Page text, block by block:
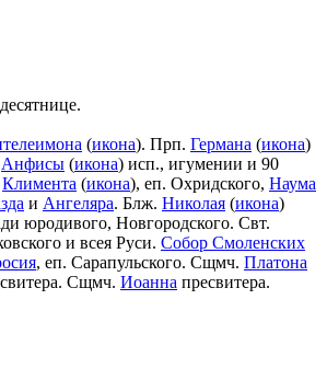
(икона). Прп. Германа (икона)
Анфисы (икона) исп., игумении и 90
Климента (икона), еп. Охридского, Наума
и Ангеляра. Блж. Николая (икона)
юродивого, Новгородского. Свт.
и всея Руси. Собор Смоленских
, еп. Сарапульского. Сщмч. Платона
Сщмч. Иоанна пресвитера.